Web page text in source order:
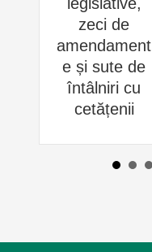
zeci de
amendament
e și sute de
întâlniri cu
cetățenii